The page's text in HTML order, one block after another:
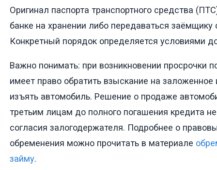
Оригинал паспорта транспортного средства
банке на хранении либо передаваться заёмщику
Конкретный порядок определяется условиями
Важно понимать: при возникновении просрочки
имеет право обратить взыскание на заложенное
изъять автомобиль. Решение о продаже
третьим лицам до полного погашения кредита
согласия залогодержателя. Подробнее о
обременения можно прочитать в материале
займу.